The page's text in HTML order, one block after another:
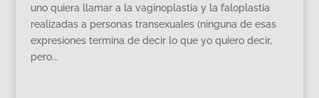
uno quiera llamar a la vaginoplastia y la faloplastia
realizadas a personas transexuales (ninguna de esas
expresiones termina de decir lo que yo quiero decir,
pero...